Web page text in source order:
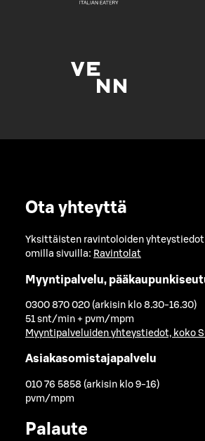
Ota yhteyttä
Yksittäisten ravintoloiden
omilla sivuilla: Ravintolat
Myyntipalvelu,
0300 870 020 (arkisin klo 8.30-16.30)
51 snt/min + pvm/mpm
Myyntipalveluiden yhteystiedot, koko
Asiakasomistajapalvelu
010 76 5858 (arkisin klo 9-16)
pvm/mpm
Palaute